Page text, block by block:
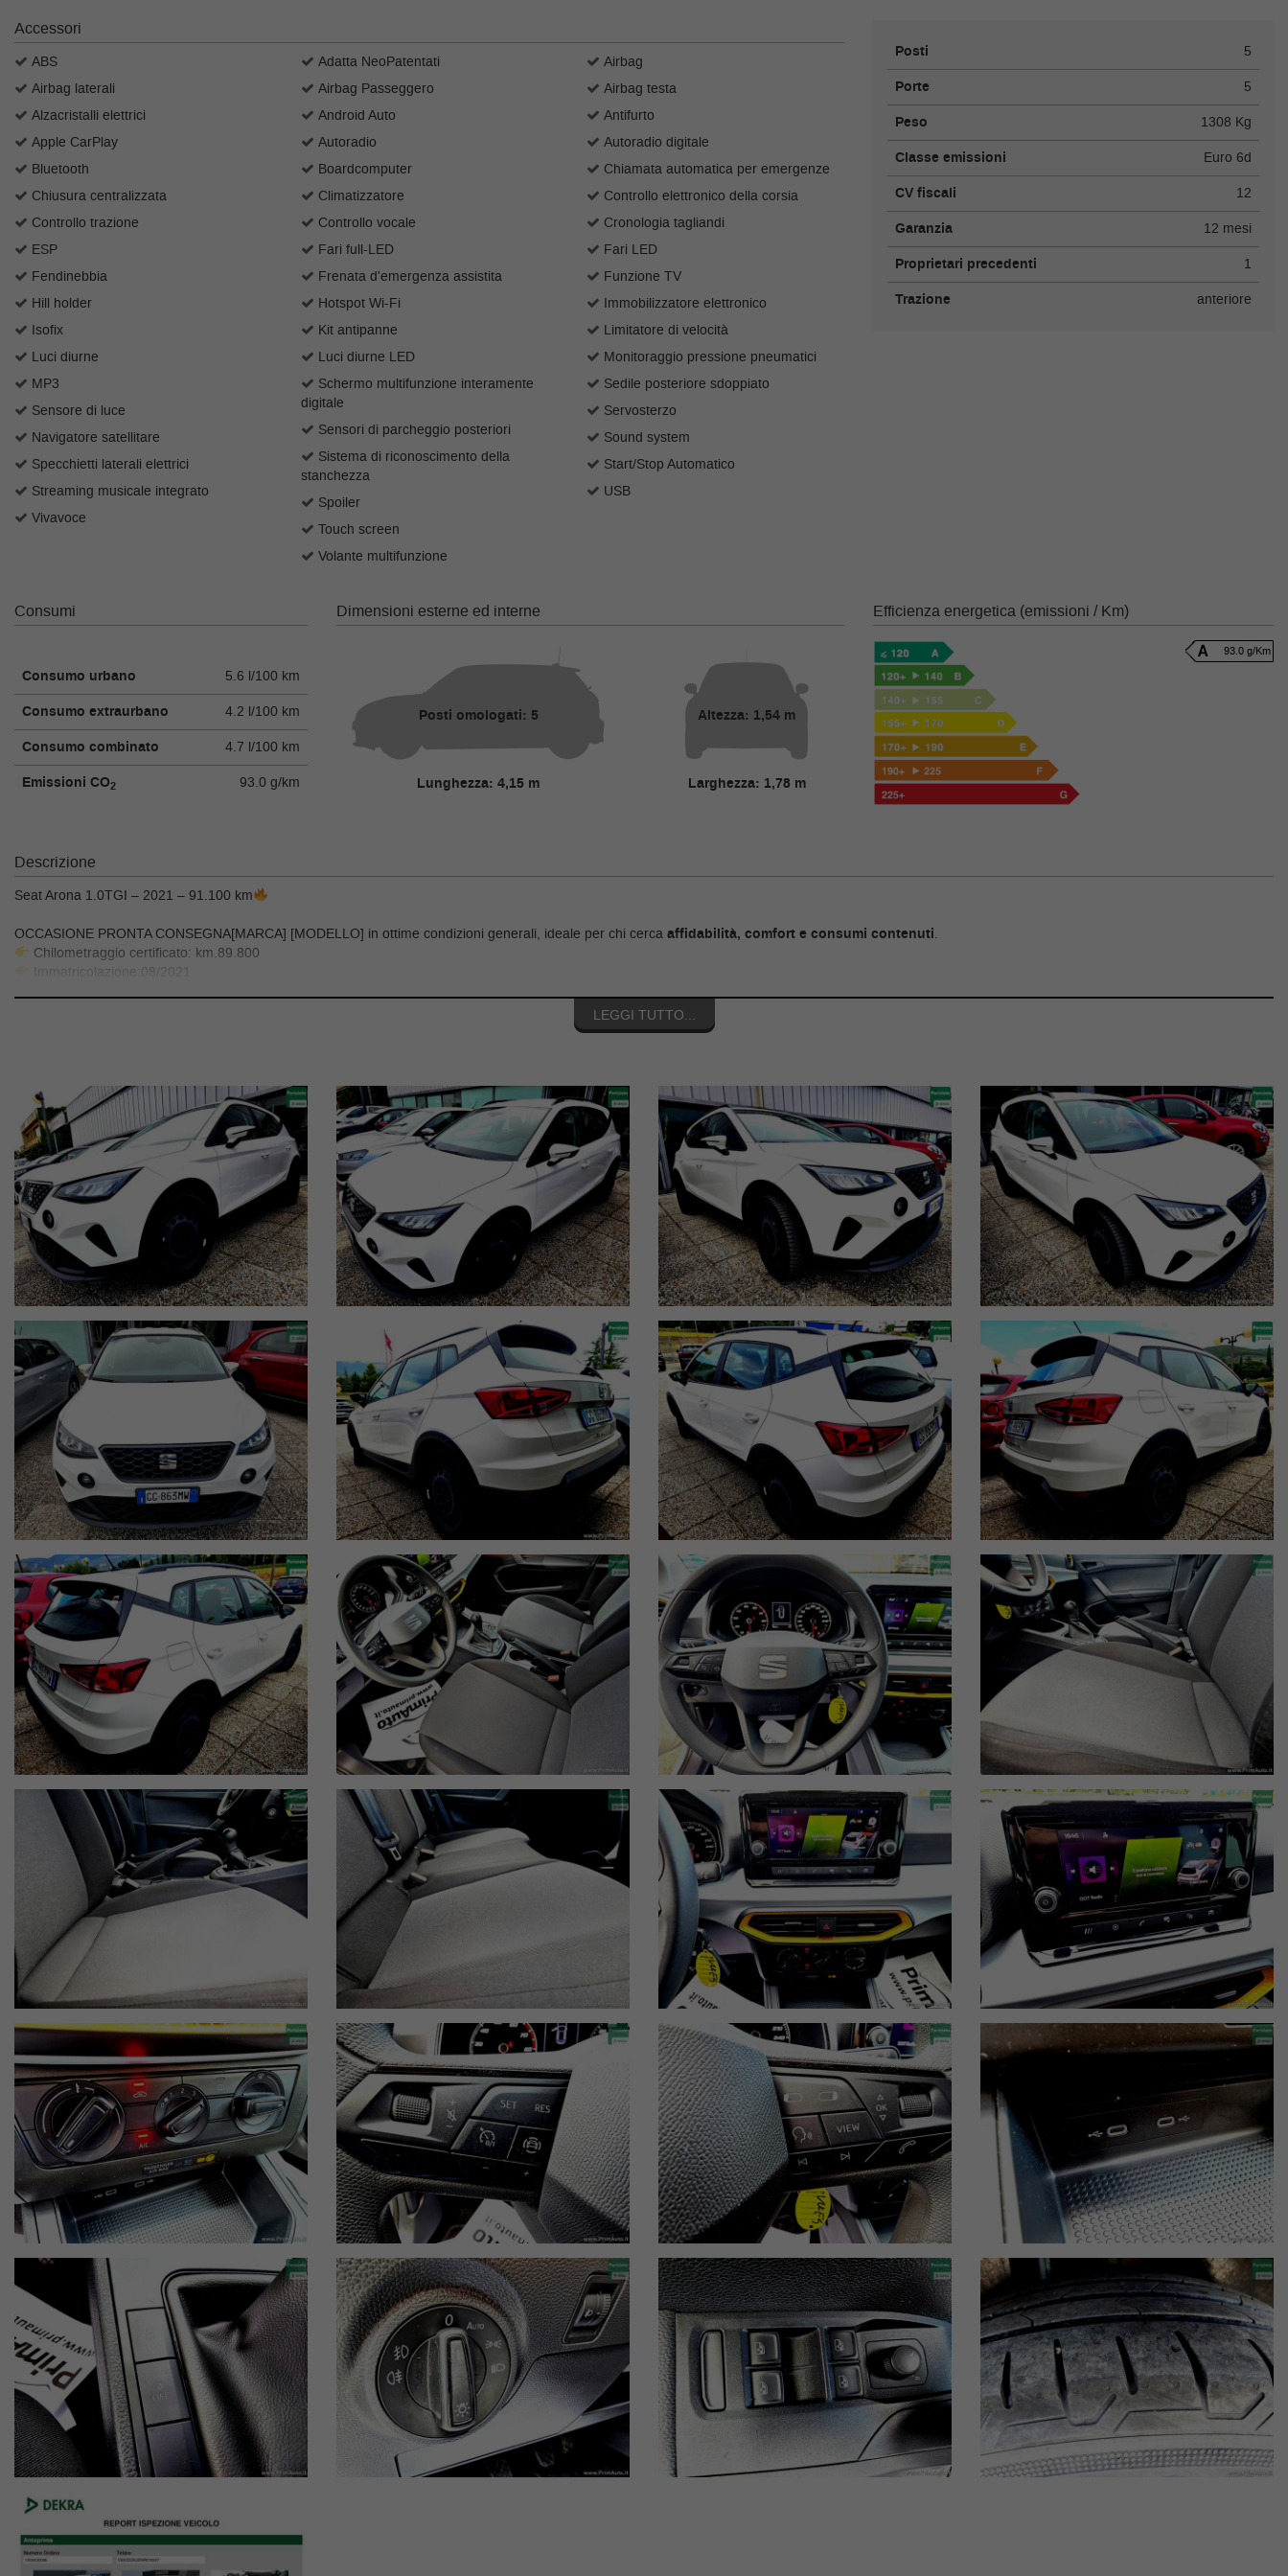
Accessori
ABS
Airbag laterali
Alzacristalli elettrici
Apple CarPlay
Bluetooth
Chiusura centralizzata
Controllo trazione
ESP
Fendinebbia
Hill holder
Isofix
Luci diurne
MP3
Sensore di luce
Navigatore satellitare
Specchietti laterali elettrici
Streaming musicale integrato
Vivavoce
Adatta NeoPatentati
Airbag Passeggero
Android Auto
Autoradio
Boardcomputer
Climatizzatore
Controllo vocale
Fari full-LED
Frenata d'emergenza assistita
Hotspot Wi-Fi
Kit antipanne
Luci diurne LED
Schermo multifunzione interamente
digitale
Sensori di parcheggio posteriori
Sistema di riconoscimento della
stanchezza
Spoiler
Touch screen
Volante multifunzione
Airbag
Airbag testa
Antifurto
Autoradio digitale
Chiamata automatica per emergenze
Controllo elettronico della corsia
Cronologia tagliandi
Fari LED
Funzione TV
Immobilizzatore elettronico
Limitatore di velocità
Monitoraggio pressione pneumatici
Sedile posteriore sdoppiato
Servosterzo
Sound system
Start/Stop Automatico
USB
Posti 5
Porte 5
Peso 1308 Kg
Classe emissioni Euro 6d
CV fiscali 12
Garanzia 12 mesi
Proprietari precedenti 1
Trazione anteriore
Consumi
Consumo urbano 5.6 l/100 km
Consumo extraurbano 4.2 l/100 km
Consumo combinato 4.7 l/100 km
Emissioni CO2 93.0 g/km
Dimensioni esterne ed interne
Posti omologati: 5
Lunghezza: 4,15 m
Altezza: 1,54 m
Larghezza: 1,78 m
Efficienza energetica (emissioni / Km)
93.0 g/Km
Descrizione
Seat Arona 1.0TGI – 2021 – 91.100 km
OCCASIONE PRONTA CONSEGNA[MARCA] [MODELLO] in ottime condizioni generali, ideale per chi cerca affidabilità, comfort e consumi contenuti.
Chilometraggio certificato: km.89.800
Immatricolazione:08/2021
Permuta disponibile
Garanzia 12 mesi
CONTATTO IMMEDIATO
WhatsApp: +39 392 7430836
Telefono: 0742 // 622988
🟢 2. PERCHÉ SCEGLIERLA
Auto ideale per uso familiare e/o business
Motore affidabile e consumi contenuti
Ottimo comfort di guida anche su lunghi tragitti
Manutenzione regolare e controllata
Pronta consegna immediata
3. Seat Arona 1.0TGI rappresenta una delle soluzioni più richieste nel suo segmento grazie al perfetto equilibrio tra prestazioni, comfort e affidabilità.
Questa versione offre un’esperienza di guida moderna e sicura, ideale sia per uso quotidiano che per lunghi viaggi.
Il motore1.0TGI metano garantisce consumi ridotti e ottime prestazioni, mentre il cambio manuale assicura una guida fluida e confortevole.
🟠 4. DOTAZIONI PRINCIPALI
climatizzatore
android auto // apple car play
frenata assistita
5 porte // 5 posti
telecomando a distanza
schermo digitale multifunzione
🟢 5. CARATTERISTICHE TECNICHE
Marca: Seat
Modello: Arona
Versione: Reference
Anno: 2021
Km: 91.100
Alimentazione: Metano
Cambio: Manuale
Potenza: 90Cv
Carrozzeria: 5 porte
Colore: bianco
Auto molto richiesta nella sua categoria
Disponibilità limitata
Possibilità prenotazione immediata
Consigliata visione su appuntamento
Disponibile presso la nostra sede diTrevi (PG)
Serviamo quotidianamente clienti da:
Foligno
Spoleto
Assisi
Perugia
Vuoi bloccarla prima che venga venduta?
Scrivici su WhatsApp
Chiama ora
Prenota appuntamento
Se stai cercando una Seat Arona affidabile, già pronta e controllata, questa è una delle migliori opportunità disponibili in questo momento.
LEGGI TUTTO...
strumenti
di
si
rimanda
alla
cookie
policy.
Puoi
e
modificare
le
tue
scelte
in
momento.
Cookie analitici
Cookie di marketing